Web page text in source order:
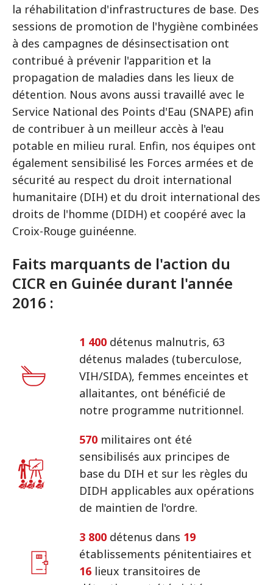
la réhabilitation d'infrastructures de base. Des
sessions de promotion de l'hygiène combinées
à des campagnes de désinsectisation ont
contribué à prévenir l'apparition et la
propagation de maladies dans les lieux de
détention. Nous avons aussi travaillé avec le
Service National des Points d'Eau (SNAPE) afin
de contribuer à un meilleur accès à l'eau
potable en milieu rural. Enfin, nos équipes ont
également sensibilisé les Forces armées et de
sécurité au respect du droit international
humanitaire (DIH) et du droit international des
droits de l'homme (DIDH) et coopéré avec la
Croix-Rouge guinéenne.
Faits marquants de l'action du
CICR en Guinée durant l'année
2016 :
1 400 détenus malnutris, 63
détenus malades (tuberculose,
VIH/SIDA), femmes enceintes et
allaitantes, ont bénéficié de
notre programme nutritionnel.
570 militaires ont été
sensibilisés aux principes de
base du DIH et sur les règles du
DIDH applicables aux opérations
de maintien de l'ordre.
3 800 détenus dans 19
établissements pénitentiaires et
16 lieux transitoires de